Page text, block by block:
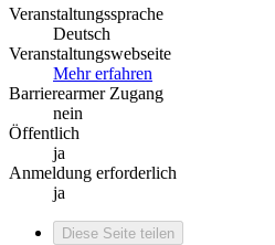
Veranstaltungssprache
Deutsch
Veranstaltungswebseite
Mehr erfahren
Barrierearmer Zugang
nein
Öffentlich
ja
Anmeldung erforderlich
ja
Diese Seite teilen